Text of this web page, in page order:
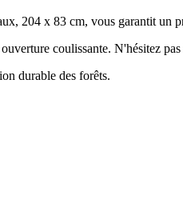
204 x 83 cm, vous garantit un
coulissante. N'hésitez
durable des forêts.